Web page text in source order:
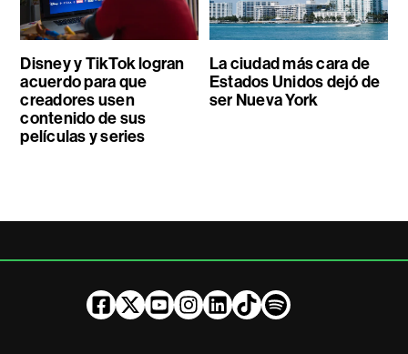
Disney y TikTok logran
acuerdo para que
creadores usen
contenido de sus
películas y series
La ciudad más cara de
Estados Unidos dejó de
ser Nueva York